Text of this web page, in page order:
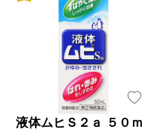
液体ムヒＳ２ａ ５０ｍ